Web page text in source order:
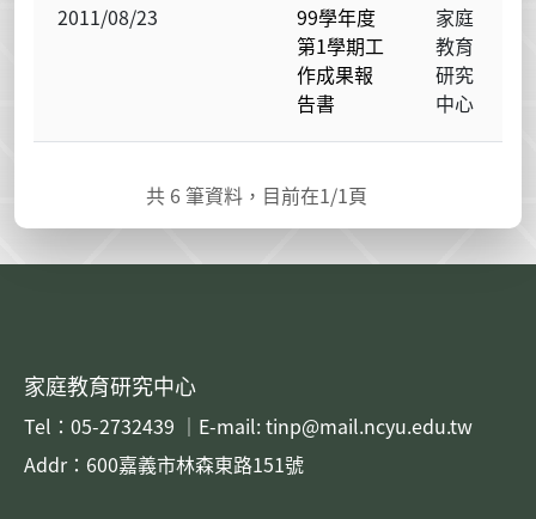
2011/08/23
99學年度
第1學期工
作成果報
告書
家庭
教育
研究
中心
共 6 筆資料，目前在1/1頁
家庭教育研究中心
Tel：05-2732439 ｜E-mail: tinp@mail.ncyu.edu.tw
Addr：600嘉義市林森東路151號